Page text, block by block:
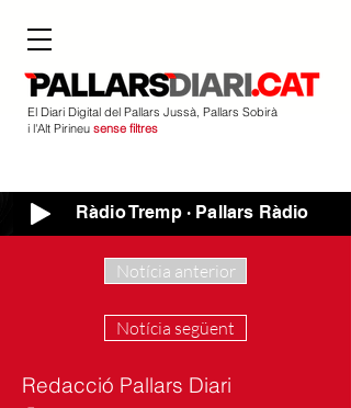
Ràdio Tremp · Pallars Ràdio
El Diari Digital del Pallars Jussà, Pallars Sobirà
i l'Alt Pirineu sense filtres
Notícia anterior
Notícia següent
Redacció Pallars Diari